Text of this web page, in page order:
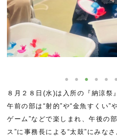
８月２８日(水)は入所の『納涼祭』
午前の部は“射的”や“金魚すくい”
ゲーム”などで楽しまれ、午後の
ス”に事務長による“太鼓”にみな